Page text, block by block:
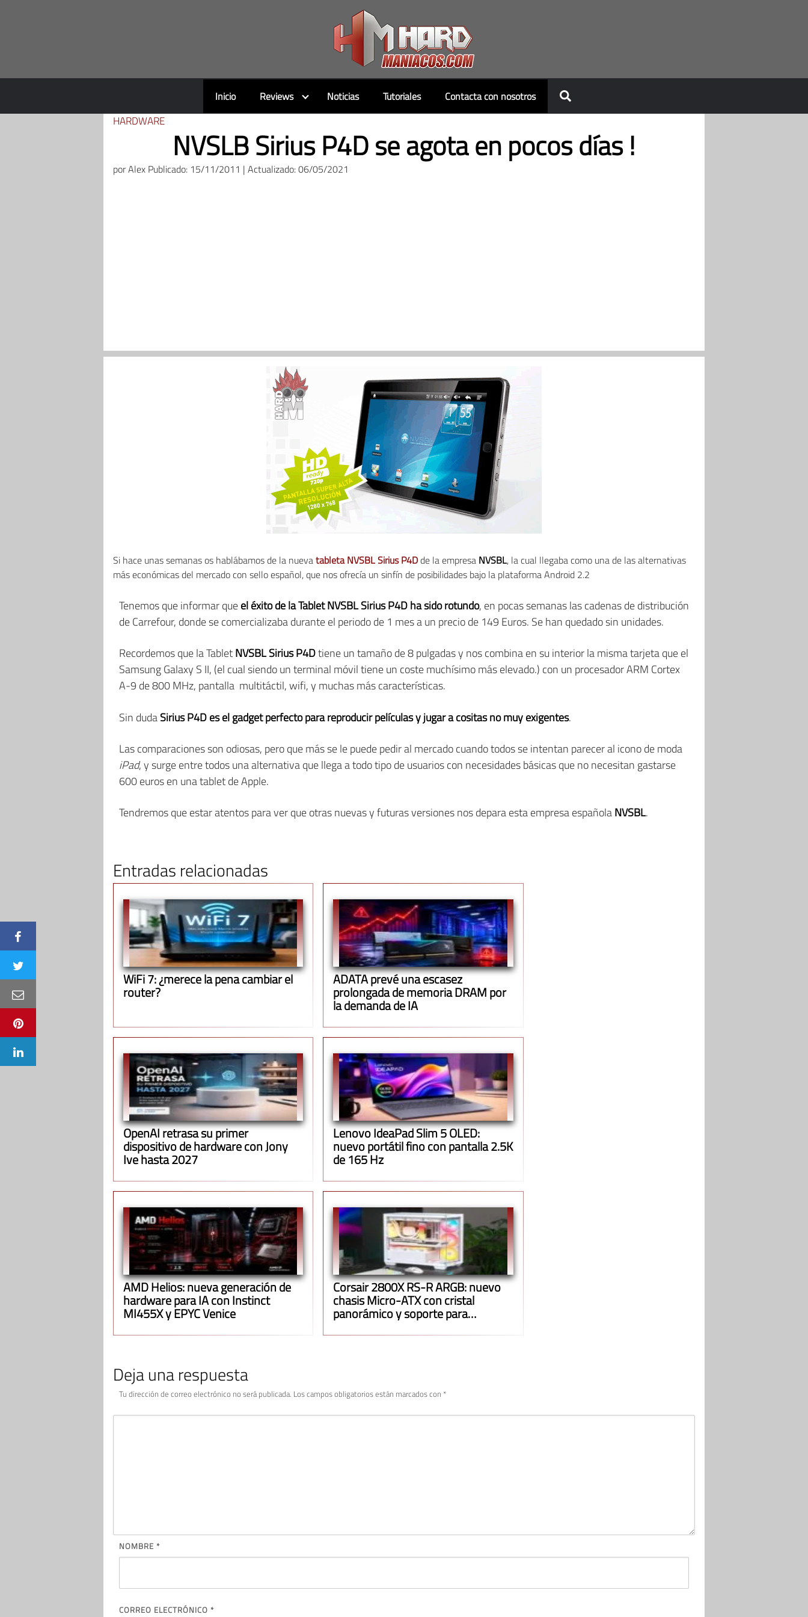
Inicio Reviews Noticias Tutoriales Contacta con nosotros
HARDWARE
NVSLB Sirius P4D se agota en pocos días !
porAlex Publicado: 15/11/2011 | Actualizado: 06/05/2021
Si hace unas semanas os hablábamos de la nuevatableta NVSBL Sirius P4Dde la empresa NVSBL, la cual llegaba como una de las alternativas
más económicas del mercado con sello español, que nos ofrecía un sinfín de posibilidades bajo la plataforma Android 2.2
Tenemos que informar queel éxito de la Tablet NVSBL Sirius P4D ha sido rotundo, en pocas semanas las cadenas de distribución
de Carrefour, donde se comercializaba durante el periodo de 1 mes a un precio de 149 Euros. Se han quedado sin unidades.
Recordemos que la TabletNVSBL Sirius P4Dtiene un tamaño de 8 pulgadas y nos combina en su interior la misma tarjeta que el
Samsung Galaxy S II, (el cual siendo un terminal móvil tiene un coste muchísimo más elevado.) con un procesador ARM Cortex
A-9 de 800 MHz, pantalla multitáctil, wifi, y muchas más características.
Sin dudaSirius P4D es el gadget perfecto para reproducir películas y jugar a cositas no muy exigentes.
Las comparaciones son odiosas, pero que más se le puede pedir al mercado cuando todos se intentan parecer al icono de moda
iPad, y surge entre todos una alternativa que llega a todo tipo de usuarios con necesidades básicas que no necesitan gastarse
600 euros en una tablet de Apple.
Tendremos que estar atentos para ver que otras nuevas y futuras versiones nos depara esta empresa españolaNVSBL.
Entradas relacionadas
WiFi 7: ¿merece la pena cambiar el
router?
ADATA prevé una escasez
prolongada de memoria DRAM por
la demanda de IA
OpenAI retrasa su primer
dispositivo de hardware con Jony
Ive hasta 2027
Lenovo IdeaPad Slim 5 OLED:
nuevo portátil fino con pantalla 2.5K
de 165 Hz
AMD Helios: nueva generación de
hardware para IA con Instinct
MI455X y EPYC Venice
Corsair 2800X RS-R ARGB: nuevo
chasis Micro-ATX con cristal
panorámico y soporte para
Deja una respuesta
Tu dirección de correo electrónico no será publicada. Los campos obligatorios están marcados con *
NOMBRE *
CORREO ELECTRÓNICO *